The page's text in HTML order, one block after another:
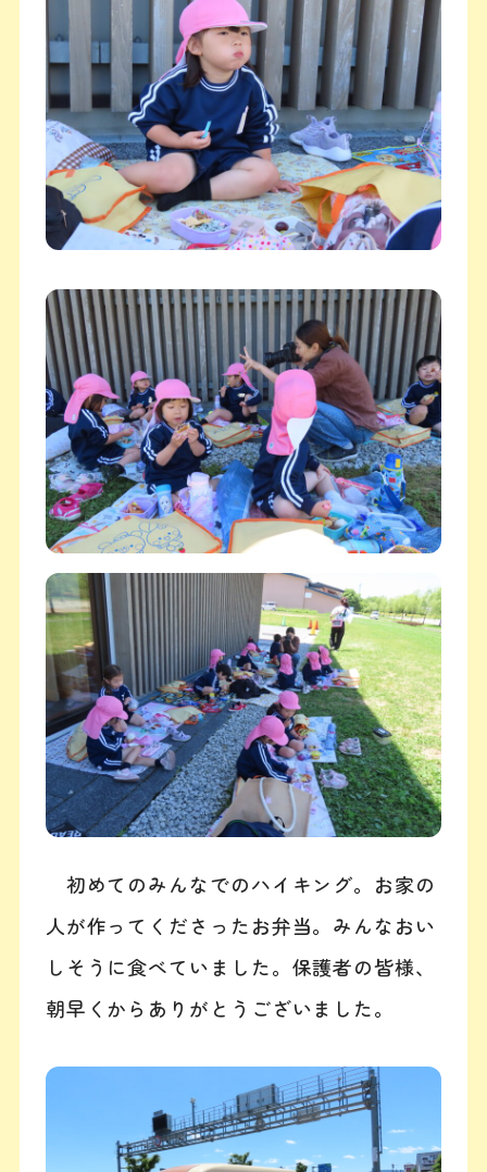
初めてのみんなでのハイキング。お家の
人が作ってくださったお弁当。みんなおい
しそうに食べていました。保護者の皆様、
朝早くからありがとうございました。